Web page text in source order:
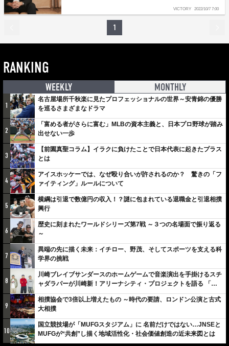
VICTORY 2022/10/7 7:00
1
RANKING
WEEKLY MONTHLY
1
名古屋場所千秋楽に見たプロフェッショナルの世界～安青錦の優勝
を巡るさまざまなドラマ
2
「富める者がさらに富む」MLBの資本主義と、日本プロ野球が踏み
出せない一歩
3
【前園真聖コラム】イラクに負けたことで日本代表に起きたプラス
とは
4
アイスホッケーでは、なぜ殴り合いが許されるのか？ 驚きの「フ
ァイティング」ルールについて
5
横綱は引退で数億円の収入！？謎に包まれている退職金と引退相撲
興行
6
歴史に刻まれたワールドシリーズ第7戦 ～３つの名場面で振り返る
～
7
異端の先に描く未来：イチロー、野茂、そしてスポーツを支える科
学界の挑戦
8
川崎ブレイブサンダースのホームゲームで音楽演出を手掛けるスチ
ャダラパーが川崎新！アリーナシティ・プロジェクトを語る 「楽
しみでしかないでしょ。川崎は、ずっと成長曲線だから」
9
相撲協会で3倍以上増えたもの ～時代の要請、ロンドン公演と古式
大相撲
10
国立競技場が「MUFGスタジアム」に 名前だけではない…JNSEと
MUFGが“共創”し描く地域活性化・社会価値創造の近未来図とは